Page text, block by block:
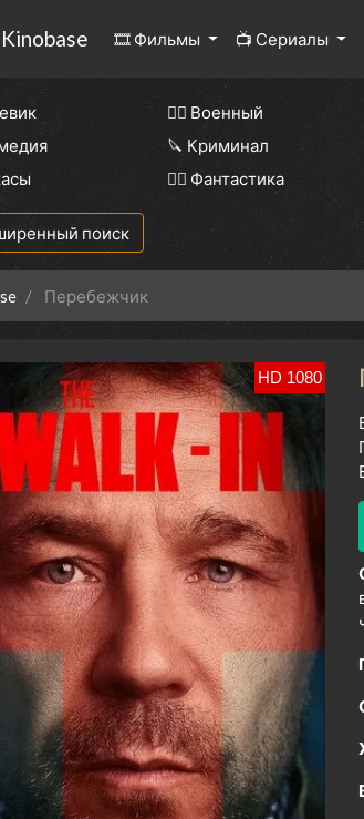
Kinobase 🎞 Фильмы 📺 Сериалы
👨‍✈️ Военный
🔪 Криминал
🧙‍♀️ Фантастика
поиск
Перебежчик
HD 1080